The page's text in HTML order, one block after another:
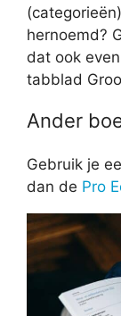
hernoemd?
dat ook
tabblad
Ander
Gebruik je
dan de Pro